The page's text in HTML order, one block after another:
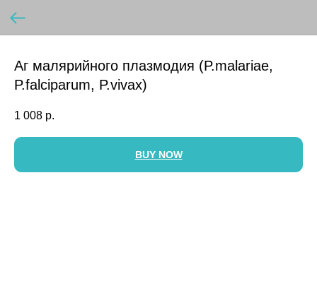
Аг малярийного плазмодия (P.malariae,
P.falciparum, P.vivax)
1 008 р.
BUY NOW